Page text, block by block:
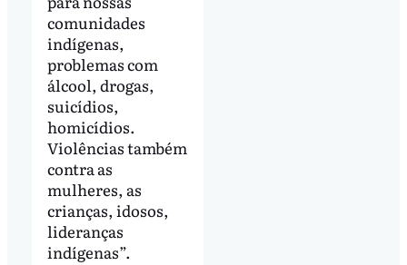
comunidades
indígenas,
problemas com
álcool, drogas,
suicídios,
homicídios.
Violências também
contra as
mulheres, as
crianças, idosos,
lideranças
indígenas”.